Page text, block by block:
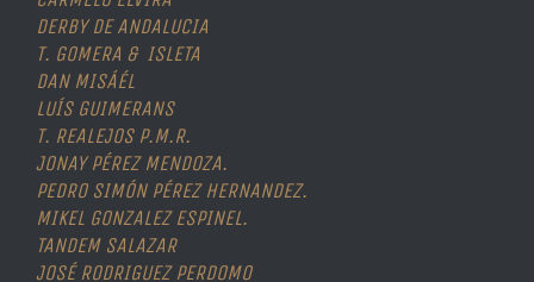
DERBY DE ANDALUCIA
T. GOMERA & ISLETA
DAN MISÁÉL
LUÍS GUIMERANS
T. REALEJOS P.M.R.
JONAY PÉREZ MENDOZA.
PEDRO SIMÓN PÉREZ HERNANDEZ.
MIKEL GONZALEZ ESPINEL.
TANDEM SALAZAR
JOSÉ RODRIGUEZ PERDOMO